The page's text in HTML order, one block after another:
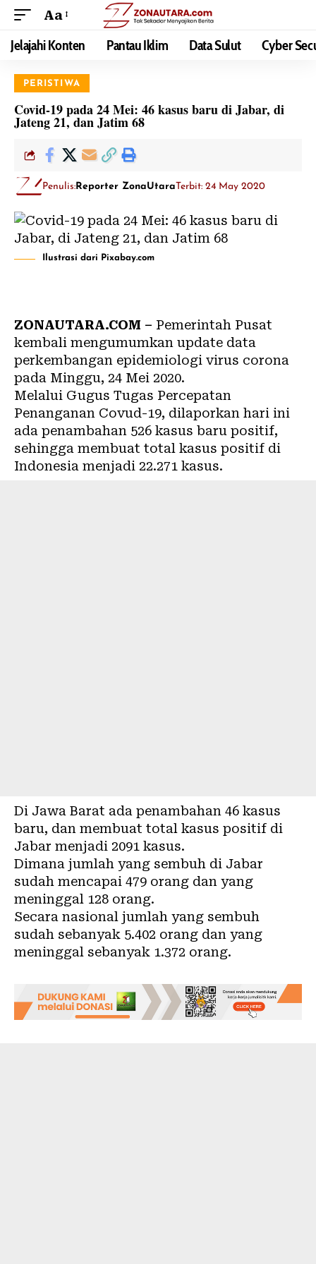
Aa
Jelajahi Konten Pantau Iklim Data Sulut Cyber
PERISTIWA
Covid-19 pada 24 Mei: 46 kasus baru di Jabar, di
Jateng 21, dan Jatim 68
Penulis: Reporter ZonaUtaraTerbit: 24 May 2020
Ilustrasi dari Pixabay.com
ZONAUTARA.COM – Pemerintah Pusat
kembali mengumumkan update data
perkembangan epidemiologi virus corona
pada Minggu, 24 Mei 2020.
Melalui Gugus Tugas Percepatan
Penanganan Covud-19, dilaporkan hari ini
ada penambahan 526 kasus baru positif,
sehingga membuat total kasus positif di
Indonesia menjadi 22.271 kasus.
Di Jawa Barat ada penambahan 46 kasus
baru, dan membuat total kasus positif di
Jabar menjadi 2091 kasus.
Dimana jumlah yang sembuh di Jabar
sudah mencapai 479 orang dan yang
meninggal 128 orang.
Secara nasional jumlah yang sembuh
sudah sebanyak 5.402 orang dan yang
meninggal sebanyak 1.372 orang.